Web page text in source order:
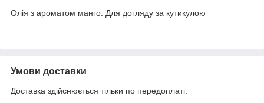
Олія з ароматом манго. Для догляду за кутикулою
Умови доставки
Доставка здійснюється тільки по передоплаті.